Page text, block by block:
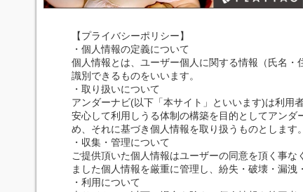
【プライバシーポリシー】
・個人情報の定義について
個人情報とは、ユーザー個人に関する情報（氏名
識別できるものをいいます。
・取り扱いについて
アンダーナビ(以下「本サイト」といいます)は利用
安心して利用しうる体制の構築を目的としてアン
め、それに基づき個人情報を取り扱うものとします。
・収集・管理について
ご提供頂いた個人情報はユーザーの同意を頂く事
ました個人情報を厳重に管理し、紛失・破壊・漏洩
・利用について